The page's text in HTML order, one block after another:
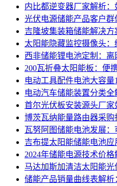
内比都逆变器厂家解析：
光伏电源储能产品客户
吉隆坡集装箱储能解决
太阳能隐藏监控摄像头
西非储能锂电池定制：
200瓦折叠太阳能板：便
电动工具配件电池大容
电动汽车储能装置分类
首尔光伏板安装源头厂
博茨瓦纳能量路由器采购
瓦努阿图储能电池发展
吉布提太阳能储能电池
2024年储能电源技术价
马达加斯加清洁太阳能
储能产品销量曲线表解析